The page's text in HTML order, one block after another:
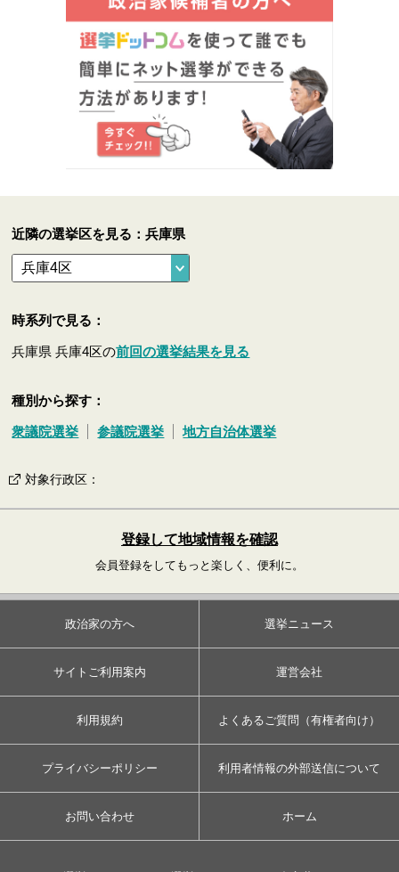
近隣の選挙区を見る：兵庫県
時系列で見る：
兵庫県 兵庫4区の前回の選挙結果を見る
種別から探す：
衆議院選挙 参議院選挙 地方自治体選挙
対象行政区 ：
登録して地域情報を確認
会員登録をしてもっと楽しく、便利に。
政治家の方へ 選挙ニュース
サイトご利用案内 運営会社
利用規約 よくあるご質問（有権者向け）
プライバシーポリシー 利用者情報の外部送信について
お問い合わせ ホーム